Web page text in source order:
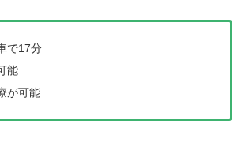
で17分
能
が可能